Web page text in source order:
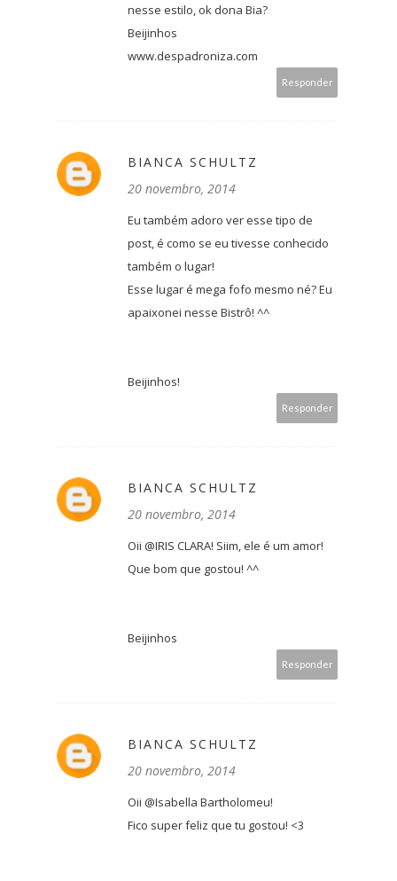
nesse estilo, ok dona Bia?
Beijinhos
www.despadroniza.com
Responder
BIANCA SCHULTZ
20 novembro, 2014
Eu também adoro ver esse tipo de
post, é como se eu tivesse conhecido
também o lugar!
Esse lugar é mega fofo mesmo né? Eu
apaixonei nesse Bistrô! ^^
Beijinhos!
Responder
BIANCA SCHULTZ
20 novembro, 2014
Oii @IRIS CLARA! Siim, ele é um amor!
Que bom que gostou! ^^
Beijinhos
Responder
BIANCA SCHULTZ
20 novembro, 2014
Oii @Isabella Bartholomeu!
Fico super feliz que tu gostou! <3